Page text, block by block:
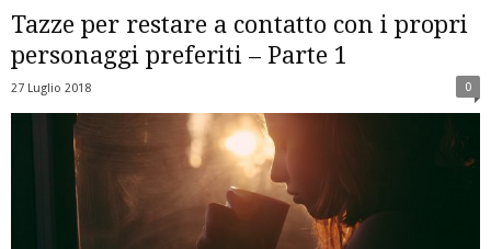
Tazze per restare a contatto con i propri
personaggi preferiti – Parte 1
27 Luglio 2018 0